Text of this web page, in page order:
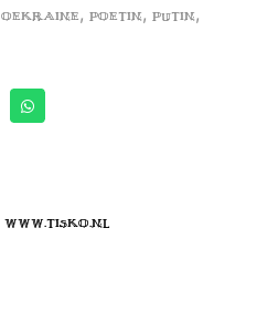
oekraine , poetin, putin,
www.tisko.nl